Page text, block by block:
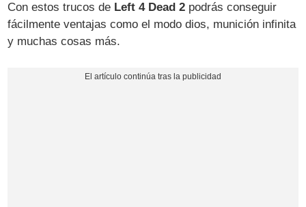
Con estos trucos de Left 4 Dead 2 podrás conseguir
fácilmente ventajas como el modo dios, munición infinita
y muchas cosas más.